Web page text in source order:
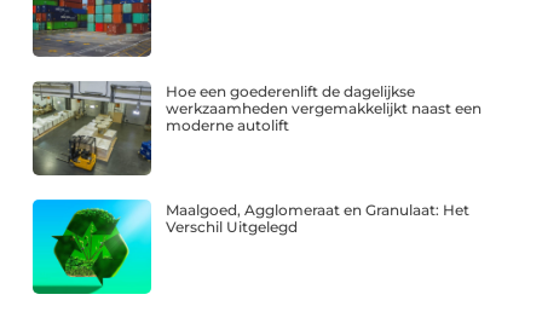
Hoe een goederenlift de dagelijkse
werkzaamheden vergemakkelijkt naast een
moderne autolift
Maalgoed, Agglomeraat en Granulaat: Het
Verschil Uitgelegd